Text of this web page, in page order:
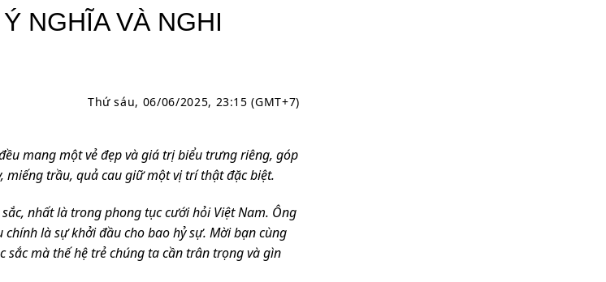
NGHĨA VÀ NGHI
Thứ sáu, 06/06/2025, 23:15 (GMT+7)
mang một vẻ đẹp và giá trị biểu trưng riêng, góp
miếng trầu, quả cau giữ một vị trí thật đặc biệt.
nhất là trong phong tục cưới hỏi Việt Nam. Ông
là sự khởi đầu cho bao hỷ sự. Mời bạn cùng
sắc mà thế hệ trẻ chúng ta cần trân trọng và gìn